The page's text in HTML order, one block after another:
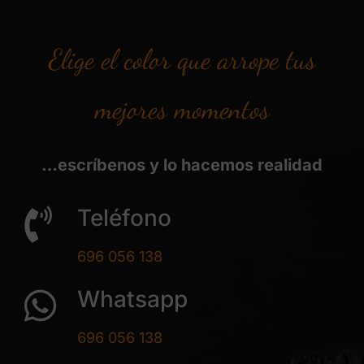
Elige el color que arrope tus
mejores momentos
…escríbenos y lo hacemos realidad
Teléfono
696 056 138
Whatsapp
696 056 138